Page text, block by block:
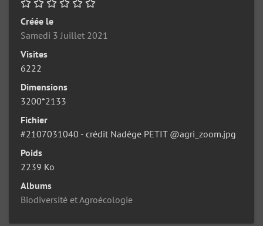
Créée le
Samedi 3 Juillet 2021
Visites
6222
Dimensions
3200*2133
Fichier
#2107031040 - crédit Nadège PETIT @agri_zoom.jpg
Poids
2239 Ko
Albums
Biodiversité et Agroécologie